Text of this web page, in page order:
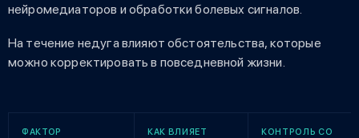
нейромедиаторов и обработки болевых сигналов.
На течение недуга влияют обстоятельства, которые
можно корректировать в повседневной жизни.
ФАКТОР КАК ВЛИЯЕТ
КОНТРОЛЬ СО